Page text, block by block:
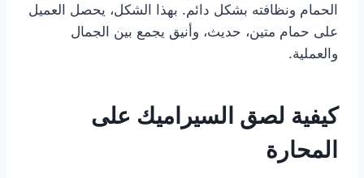
الحمام ونظافته بشكل دائم. بهذا الشكل، يحصل العميل
على حمام متين، حديث، وأنيق يجمع بين الجمال
والعملية.
كيفية لصق السيراميك على
المحارة